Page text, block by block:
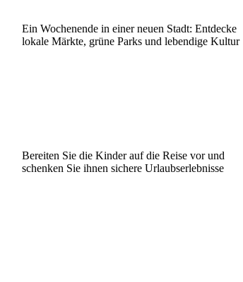
Ein Wochenende in einer neuen Stadt: Entdecke
lokale Märkte, grüne Parks und lebendige Kultur
Bereiten Sie die Kinder auf die Reise vor und
schenken Sie ihnen sichere Urlaubserlebnisse